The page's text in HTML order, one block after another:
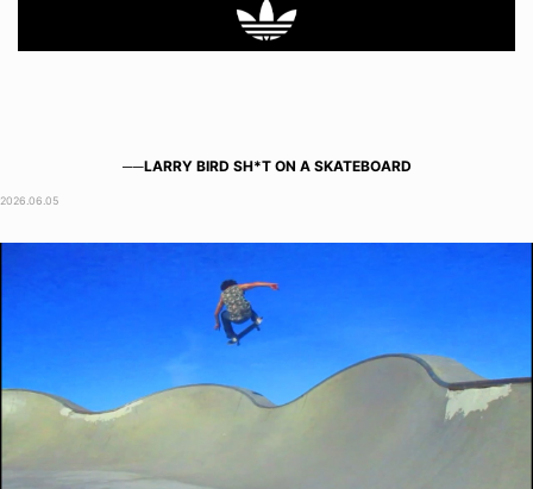
──LARRY BIRD SH*T ON A SKATEBOARD
2026.06.05